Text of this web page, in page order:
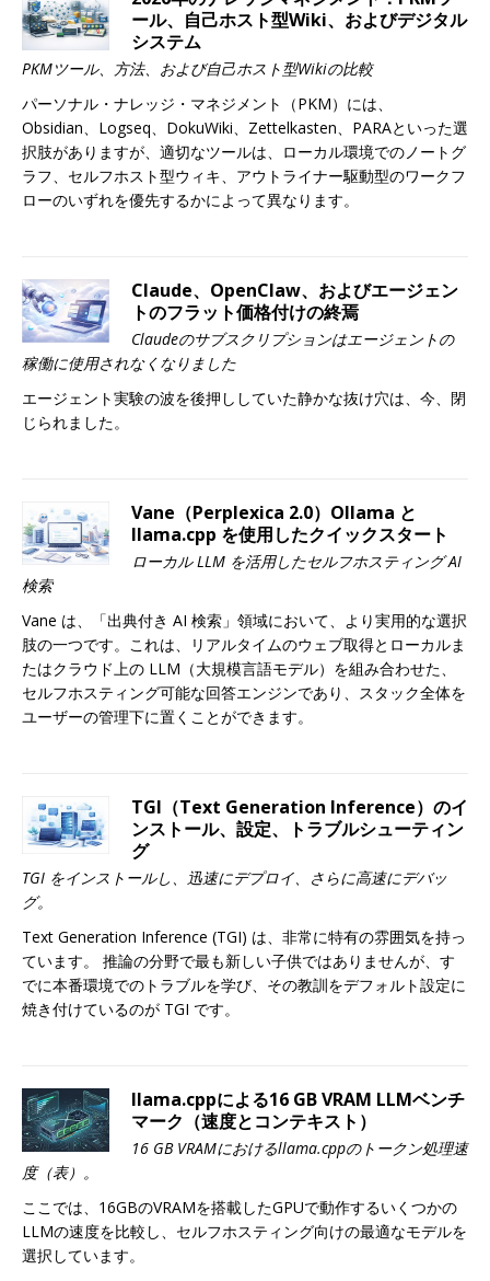
ール、自己ホスト型Wiki、およびデジタル
システム
PKMツール、方法、および自己ホスト型Wikiの比較
パーソナル・ナレッジ・マネジメント（PKM）には、
Obsidian、Logseq、DokuWiki、Zettelkasten、PARAといった選
択肢がありますが、適切なツールは、ローカル環境でのノートグ
ラフ、セルフホスト型ウィキ、アウトライナー駆動型のワークフ
ローのいずれを優先するかによって異なります。
Claude、OpenClaw、およびエージェン
トのフラット価格付けの終焉
Claudeのサブスクリプションはエージェントの
稼働に使用されなくなりました
エージェント実験の波を後押ししていた静かな抜け穴は、今、閉
じられました。
Vane（Perplexica 2.0）Ollama と
llama.cpp を使用したクイックスタート
ローカル LLM を活用したセルフホスティング AI
検索
Vane は、「出典付き AI 検索」領域において、より実用的な選択
肢の一つです。これは、リアルタイムのウェブ取得とローカルま
たはクラウド上の LLM（大規模言語モデル）を組み合わせた、
セルフホスティング可能な回答エンジンであり、スタック全体を
ユーザーの管理下に置くことができます。
TGI（Text Generation Inference）のイ
ンストール、設定、トラブルシューティン
グ
TGI をインストールし、迅速にデプロイ、さらに高速にデバッ
グ。
Text Generation Inference (TGI) は、非常に特有の雰囲気を持っ
ています。 推論の分野で最も新しい子供ではありませんが、す
でに本番環境でのトラブルを学び、その教訓をデフォルト設定に
焼き付けているのが TGI です。
llama.cppによる16 GB VRAM LLMベンチ
マーク（速度とコンテキスト）
16 GB VRAMにおけるllama.cppのトークン処理速
度（表）。
ここでは、16GBのVRAMを搭載したGPUで動作するいくつかの
LLMの速度を比較し、セルフホスティング向けの最適なモデルを
選択しています。